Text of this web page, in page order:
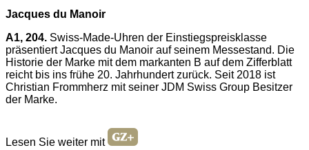
Jacques du Manoir
A1, 204. Swiss-Made-Uhren der Einstiegspreisklasse
präsentiert Jacques du Manoir auf seinem Messestand. Die
Historie der Marke mit dem markanten B auf dem Zifferblatt
reicht bis ins frühe 20. Jahrhundert zurück. Seit 2018 ist
Christian Frommherz mit seiner JDM Swiss Group Besitzer
der Marke.
Lesen Sie weiter mit